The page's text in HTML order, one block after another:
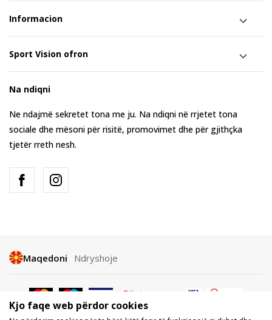
Informacion
Sport Vision ofron
Na ndiqni
Ne ndajmë sekretet tona me ju. Na ndiqni në rrjetet tona
sociale dhe mësoni për risitë, promovimet dhe për gjithçka
tjetër rreth nesh.
Maqedoni Ndryshoje
Kjo faqe web përdor cookies